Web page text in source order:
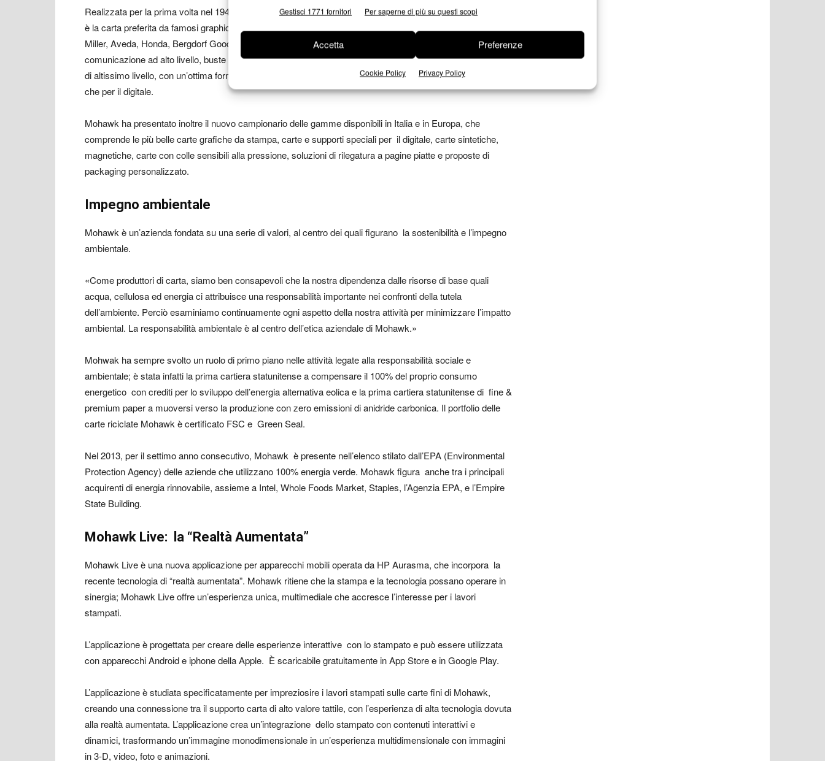
Gestisci 1771 fornitori Per saperne di più su questi scopi
Accetta Preferenze
Cookie Policy Privacy Policy
Realizzata per la prima volta nel 1946, Mohawk Superfine è diventata sinonimo di eccellenza e per questo
è la carta preferita da famosi graphic designer, case di moda e brand affermati tra i quali Tiffany, Herman
Miller, Aveda, Honda, Bergdorf Goodman, Bloomingdales, per realizzare packaging di lusso,
comunicazione ad alto livello, buste e immagine coordinata di pregio. Mohawk Superfine è infatti una carta
di altissimo livello, con un’ottima formazione del foglio e molte grammature, adatta sia per stampa offset
che per il digitale.
Mohawk ha presentato inoltre il nuovo campionario delle gamme disponibili in Italia e in Europa, che
comprende le più belle carte grafiche da stampa, carte e supporti speciali per il digitale, carte sintetiche,
magnetiche, carte con colle sensibili alla pressione, soluzioni di rilegatura a pagine piatte e proposte di
packaging personalizzato.
Impegno ambientale
Mohawk è un’azienda fondata su una serie di valori, al centro dei quali figurano la sostenibilità e l’impegno
ambientale.
«Come produttori di carta, siamo ben consapevoli che la nostra dipendenza dalle risorse di base quali
acqua, cellulosa ed energia ci attribuisce una responsabilità importante nei confronti della tutela
dell’ambiente. Perciò esaminiamo continuamente ogni aspetto della nostra attività per minimizzare l’impatto
ambiental. La responsabilità ambientale è al centro dell’etica aziendale di Mohawk.»
Mohwak ha sempre svolto un ruolo di primo piano nelle attività legate alla responsabilità sociale e
ambientale; è stata infatti la prima cartiera statunitense a compensare il 100% del proprio consumo
energetico con crediti per lo sviluppo dell’energia alternativa eolica e la prima cartiera statunitense di fine &
premium paper a muoversi verso la produzione con zero emissioni di anidride carbonica. Il portfolio delle
carte riciclate Mohawk è certificato FSC e Green Seal.
Nel 2013, per il settimo anno consecutivo, Mohawk è presente nell’elenco stilato dall’EPA (Environmental
Protection Agency) delle aziende che utilizzano 100% energia verde. Mohawk figura anche tra i principali
acquirenti di energia rinnovabile, assieme a Intel, Whole Foods Market, Staples, l’Agenzia EPA, e l’Empire
State Building.
Mohawk Live: la “Realtà Aumentata”
Mohawk Live è una nuova applicazione per apparecchi mobili operata da HP Aurasma, che incorpora la
recente tecnologia di “realtà aumentata”. Mohawk ritiene che la stampa e la tecnologia possano operare in
sinergia; Mohawk Live offre un’esperienza unica, multimediale che accresce l’interesse per i lavori
stampati.
L’applicazione è progettata per creare delle esperienze interattive con lo stampato e può essere utilizzata
con apparecchi Android e iphone della Apple. È scaricabile gratuitamente in App Store e in Google Play.
L’applicazione è studiata specificatamente per impreziosire i lavori stampati sulle carte fini di Mohawk,
creando una connessione tra il supporto carta di alto valore tattile, con l’esperienza di alta tecnologia dovuta
alla realtà aumentata. L’applicazione crea un’integrazione dello stampato con contenuti interattivi e
dinamici, trasformando un’immagine monodimensionale in un’esperienza multidimensionale con immagini
in 3-D, video, foto e animazioni.